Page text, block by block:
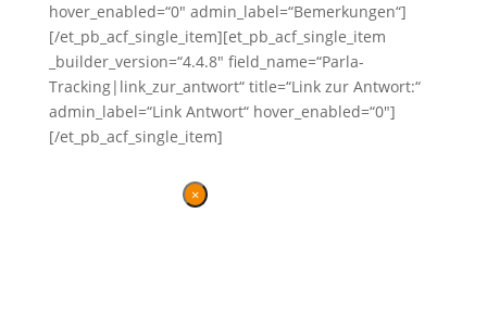
hover_enabled=“0″ admin_label=“Bemerkungen“]
[/et_pb_acf_single_item][et_pb_acf_single_item
_builder_version=“4.4.8″ field_name=“Parla-
Tracking|link_zur_antwort“ title=“Link zur Antwort:“
admin_label=“Link Antwort“ hover_enabled=“0″]
[/et_pb_acf_single_item]
×